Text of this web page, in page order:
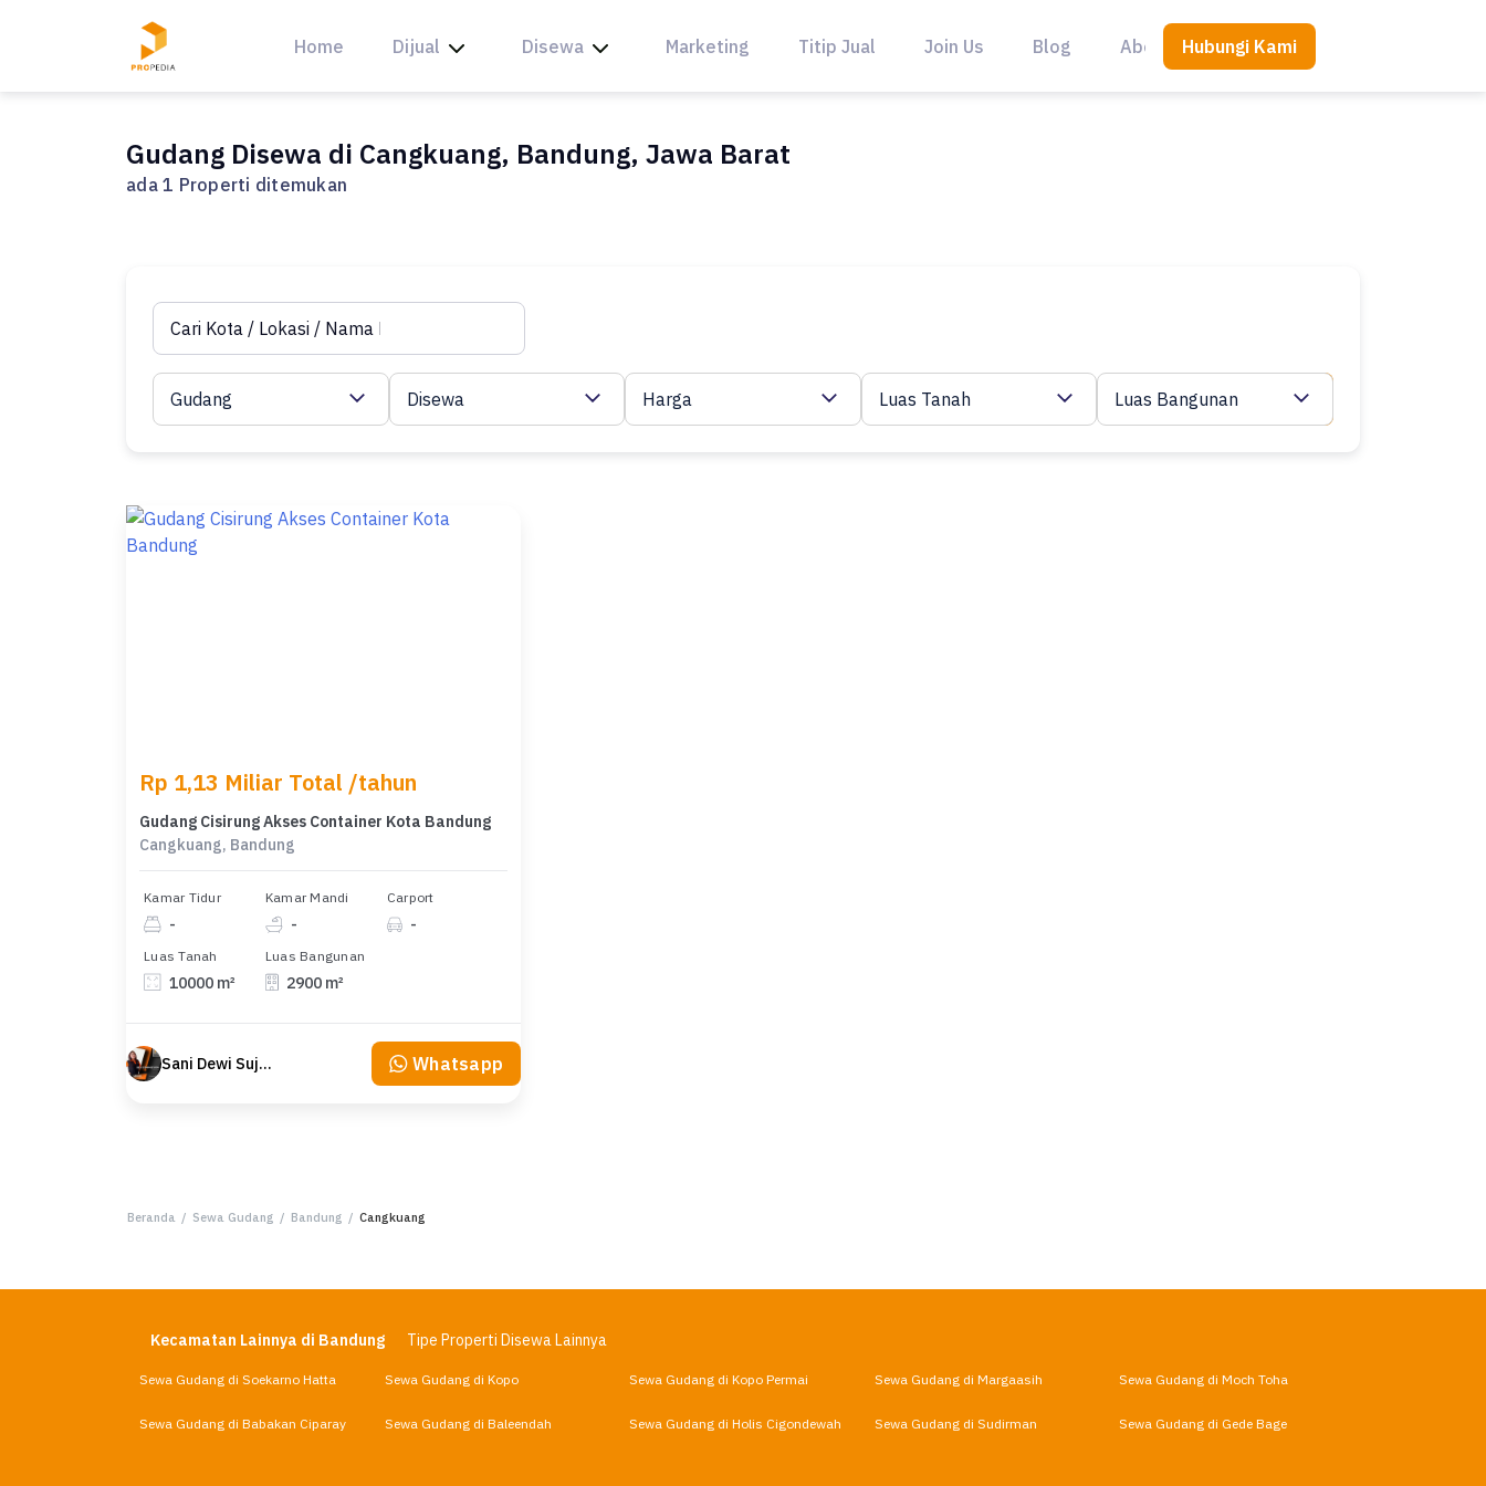
Home Dijual Disewa Marketing Titip Jual Join Us Blog About UsHubungi Kami
Gudang Disewa di Cangkuang, Bandung, Jawa Barat
ada 1 Properti ditemukan
Gudang Disewa Harga Luas Tanah Luas Bangunan
Rp 1,13 Miliar Total /tahun
Gudang Cisirung Akses Container Kota Bandung
Cangkuang, Bandung
Kamar Tidur
-
Kamar Mandi
-
Carport
-
Luas Tanah
10000 m²
Luas Bangunan
2900 m²
Sani Dewi Sujono Whatsapp
Beranda / Sewa Gudang / Bandung / Cangkuang
Kecamatan Lainnya di Bandung Tipe Properti Disewa Lainnya
Sewa Gudang di Soekarno Hatta Sewa Gudang di Kopo Sewa Gudang di Kopo Permai Sewa Gudang di Margaasih Sewa Gudang di Moch Toha
Sewa Gudang di Babakan Ciparay Sewa Gudang di Baleendah Sewa Gudang di Holis Cigondewah Sewa Gudang di Sudirman Sewa Gudang di Gede Bage